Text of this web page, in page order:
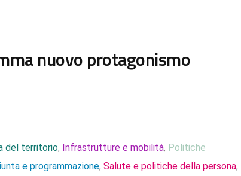
nuovo protagonismo
del territorio, Infrastrutture e mobilità, Politiche
e programmazione, Salute e politiche della persona,